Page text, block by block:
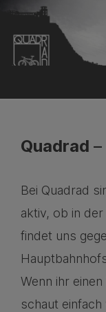
Quadrad
Bei Quadrad
aktiv, ob in
findet uns
Wenn ihr
schaut